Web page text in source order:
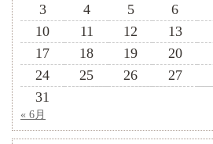
3
4 5 6
10
11 12 13
17
18 19 20
24
25 26 27
31
« 6月